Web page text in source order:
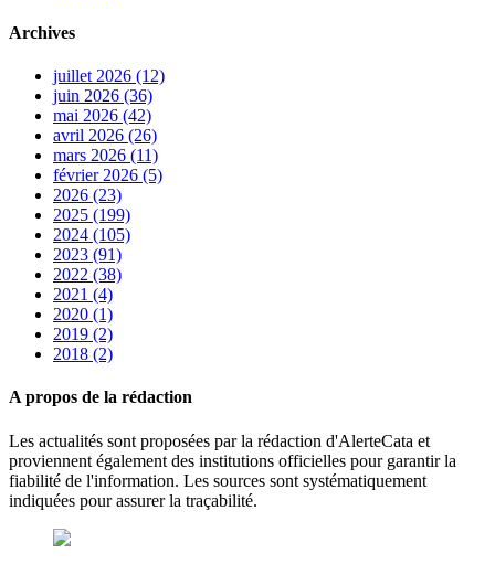
Archives
juillet 2026 (12)
juin 2026 (36)
mai 2026 (42)
avril 2026 (26)
mars 2026 (11)
février 2026 (5)
2026 (23)
2025 (199)
2024 (105)
2023 (91)
2022 (38)
2021 (4)
2020 (1)
2019 (2)
2018 (2)
A propos de la rédaction
Les actualités sont proposées par la rédaction d'AlerteCata et
proviennent également des institutions officielles pour garantir la
fiabilité de l'information. Les sources sont systématiquement
indiquées pour assurer la traçabilité.